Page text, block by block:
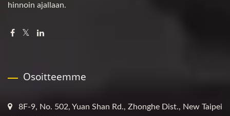
hinnoin ajallaan.
Osoitteemme
8F-9, No. 502, Yuan Shan Rd., Zhonghe Dist., New Taipei